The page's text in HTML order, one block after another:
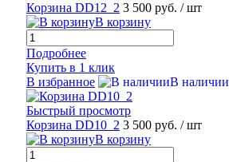
Корзина DD12_2 3 500 руб. / шт
В корзину
Подробнее
Купить в 1 клик
В избранное
В наличии
Быстрый просмотр
Корзина DD10_2 3 500 руб. / шт
В корзину